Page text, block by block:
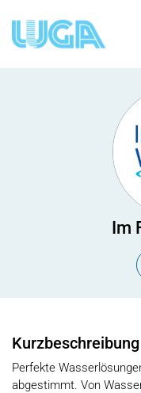
Im
Kurzbeschreibung
Perfekte
abgestimmt. Von